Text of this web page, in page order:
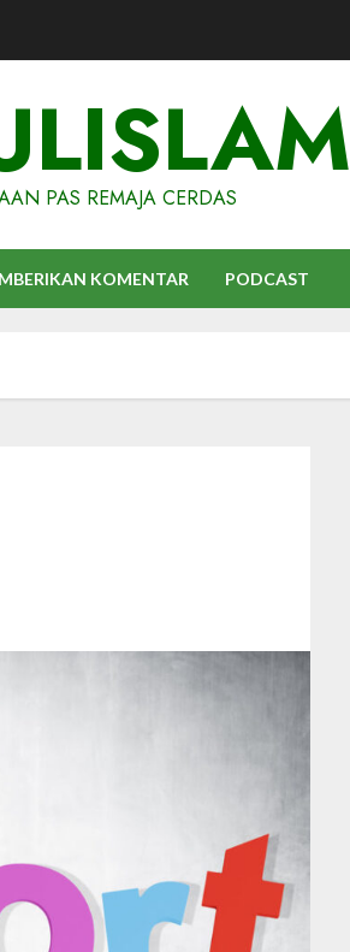
PAS REMAJA CERDAS
KOMENTAR PODCAST